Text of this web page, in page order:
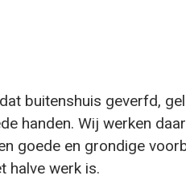
buitenshuis geverfd,
handen. Wij werken
goede en grondige
halve werk is.